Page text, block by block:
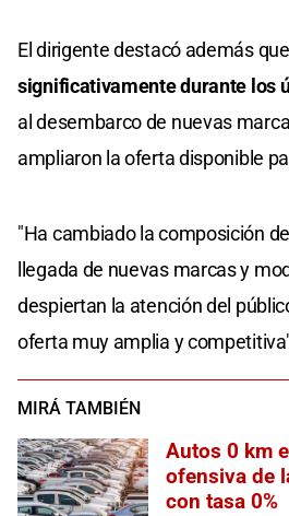
El dirigente destacó además
significativamente durante los
al desembarco de nuevas
ampliaron la oferta disponible
"Ha cambiado la composición
llegada de nuevas marcas y
despiertan la atención del
oferta muy amplia y
MIRÁ TAMBIÉN
Autos 0 km
ofensiva de
con tasa 0%